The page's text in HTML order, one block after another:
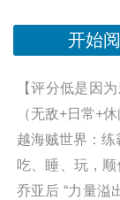
开始
【评分低是因
（无敌+日常+
越海贼世界：练
吃、睡、玩，
乔亚后 “力量溢